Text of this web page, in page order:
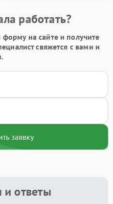
работать?
на сайте и получите
свяжется с вами и
заявку
ответы